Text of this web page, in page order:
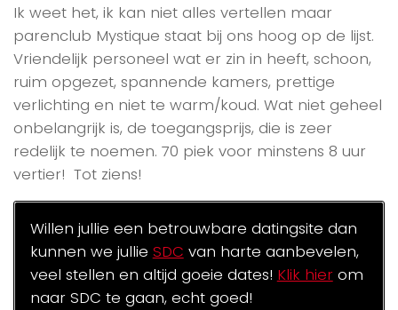
Ik weet het, ik kan niet alles vertellen maar
parenclub Mystique staat bij ons hoog op de lijst.
Vriendelijk personeel wat er zin in heeft, schoon,
ruim opgezet, spannende kamers, prettige
verlichting en niet te warm/koud. Wat niet geheel
onbelangrijk is, de toegangsprijs, die is zeer
redelijk te noemen. 70 piek voor minstens 8 uur
vertier! Tot ziens!
Willen jullie een betrouwbare datingsite dan
kunnen we jullie SDC van harte aanbevelen,
veel stellen en altijd goeie dates! Klik hierom
naar SDC te gaan, echt goed!